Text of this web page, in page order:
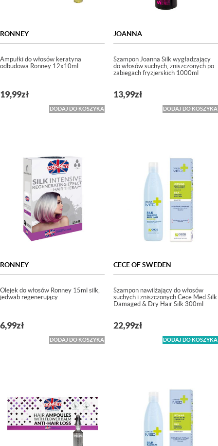
RONNEY
Ampułki do włosów keratyna
odbudowa Ronney 12x10ml
19,99zł
DODAJ DO KOSZYKA
JOANNA
Szampon Joanna Silk wygładzający
do włosów suchych, zniszczonych po
zabiegach fryzjerskich 1000ml
13,99zł
DODAJ DO KOSZYKA
RONNEY
Olejek do włosów Ronney 15ml silk,
jedwab regenerujący
6,99zł
DODAJ DO KOSZYKA
CECE OF SWEDEN
Szampon nawilżający do włosów
suchych i zniszczonych Cece Med Silk
Damaged & Dry Hair Silk 300ml
22,99zł
DODAJ DO KOSZYKA